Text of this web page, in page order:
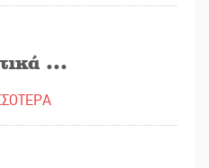
...